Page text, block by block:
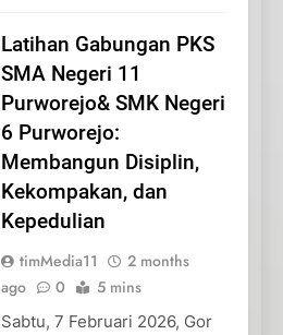
Latihan Gabungan PKS
SMA Negeri 11
Purworejo& SMK Negeri
6 Purworejo:
Membangun Disiplin,
Kekompakan, dan
Kepedulian
timMedia11
2 months
ago
0 5 mins
Sabtu, 7 Februari 2026, Gor